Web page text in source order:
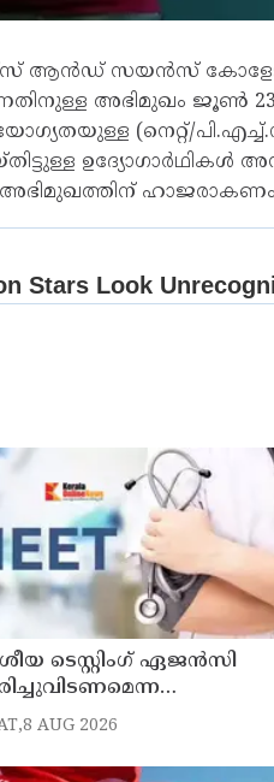
ആൻഡ് സയൻസ്
അഭിമുഖം ജൂൺ
(നെറ്റ്/
ഉദ്യോഗാർഥികൾ
ടെസ്റ്റിംഗ് ഏജന്‍സി
കോക്രോച്ച്
AUG 2026